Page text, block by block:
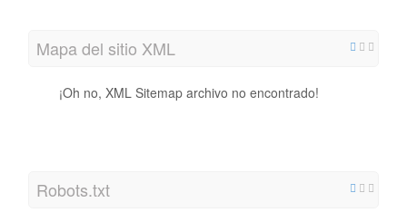
Mapa del sitio XML
¡Oh no, XML Sitemap archivo no encontrado!
Robots.txt